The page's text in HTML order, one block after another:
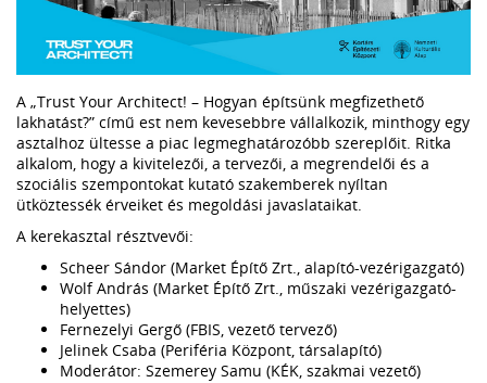
A „Trust Your Architect! – Hogyan építsünk megfizethető
lakhatást?” című est nem kevesebbre vállalkozik, minthogy egy
asztalhoz ültesse a piac legmeghatározóbb szereplőit. Ritka
alkalom, hogy a kivitelezői, a tervezői, a megrendelői és a
szociális szempontokat kutató szakemberek nyíltan
ütköztessék érveiket és megoldási javaslataikat.
A kerekasztal résztvevői:
Scheer Sándor (Market Építő Zrt., alapító-vezérigazgató)
Wolf András (Market Építő Zrt., műszaki vezérigazgató-
helyettes)
Fernezelyi Gergő (FBIS, vezető tervező)
Jelinek Csaba (Periféria Központ, társalapító)
Moderátor: Szemerey Samu (KÉK, szakmai vezető)